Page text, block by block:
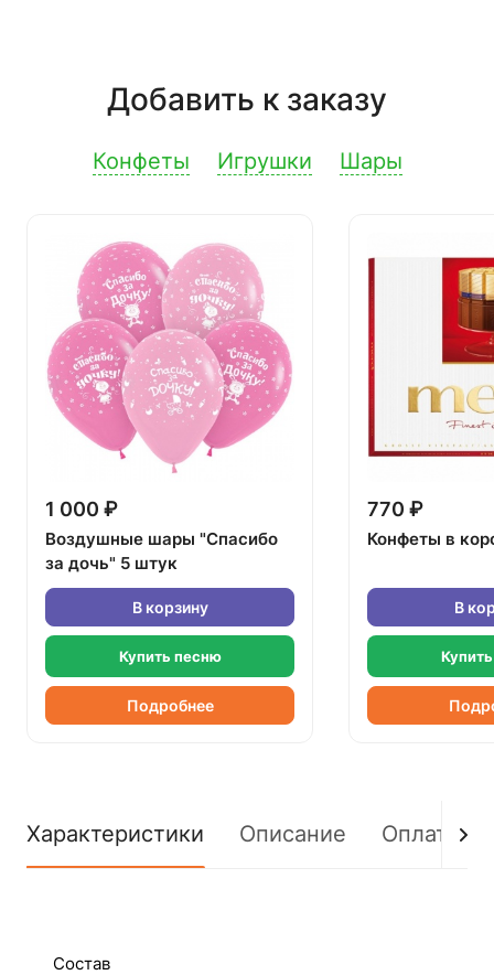
Добавить к заказу
Конфеты Игрушки Шары
1 000 ₽
Воздушные шары "Спасибо
за дочь" 5 штук
В корзину
Купить песню
Подробнее
770 ₽
Конфеты в
В
Характеристики Описание Оплата
Состав